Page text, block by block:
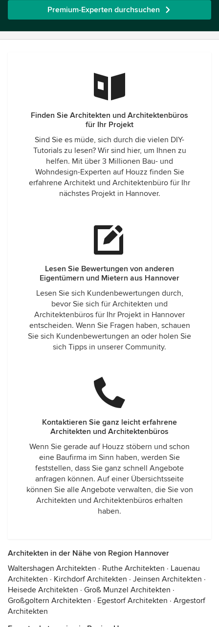
Premium-Experten durchsuchen
Finden Sie Architekten und Architektenbüros
für Ihr Projekt
Sind Sie es müde, sich durch die vielen DIY-
Tutorials zu lesen? Wir sind hier, um Ihnen zu
helfen. Mit über 3 Millionen Bau- und
Wohndesign-Experten auf Houzz finden Sie
erfahrene Architekt und Architektenbüro für Ihr
nächstes Projekt in Hannover.
Lesen Sie Bewertungen von anderen
Eigentümern und Mietern aus Hannover
Lesen Sie sich Kundenbewertungen durch,
bevor Sie sich für Architekten und
Architektenbüros für Ihr Projekt in Hannover
entscheiden. Wenn Sie Fragen haben, schauen
Sie sich Kundenbewertungen an oder holen Sie
sich Tipps in unserer Community.
Kontaktieren Sie ganz leicht erfahrene
Architekten und Architektenbüros
Wenn Sie gerade auf Houzz stöbern und schon
eine Baufirma im Sinn haben, werden Sie
feststellen, dass Sie ganz schnell Angebote
anfragen können. Auf einer Übersichtsseite
können Sie alle Angebote verwalten, die Sie von
Architekten und Architektenbüros erhalten
haben.
Architekten in der Nähe von Region Hannover
Waltershagen Architekten · Ruthe Architekten · Lauenau
Architekten · Kirchdorf Architekten · Jeinsen Architekten ·
Heisede Architekten · Groß Munzel Architekten ·
Großgoltern Architekten · Egestorf Architekten · Argestorf
Architekten